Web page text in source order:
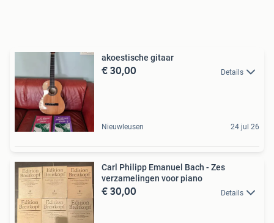
akoestische gitaar
€ 30,00 Details
Nieuwleusen 24 jul 26
Carl Philipp Emanuel Bach - Zes
verzamelingen voor piano
€ 30,00 Details